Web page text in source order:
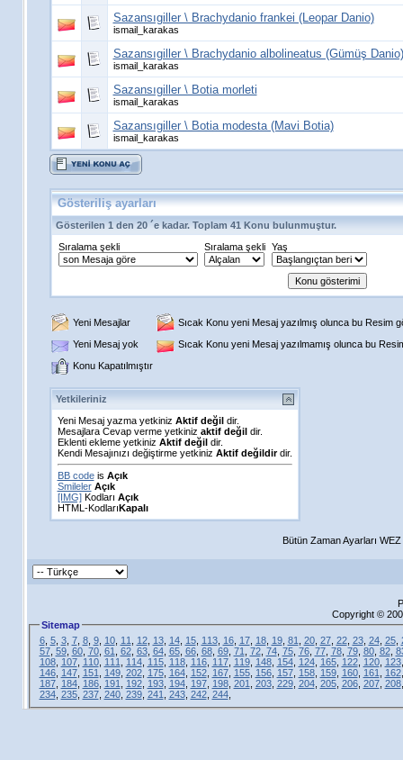
Sazansıgiller \ Brachydanio frankei (Leopar Danio)
ismail_karakas
Sazansıgiller \ Brachydanio albolineatus (Gümüş Danio)
ismail_karakas
Sazansıgiller \ Botia morleti
ismail_karakas
Sazansıgiller \ Botia modesta (Mavi Botia)
ismail_karakas
Gösteriliş ayarları
Gösterilen 1 den 20 ´e kadar. Toplam 41 Konu bulunmuştur.
Sıralama şekli
Sıralama şekli Yaş
Yeni Mesajlar
Sıcak Konu yeni Mesaj yazılmış olunca bu Resim
Yeni Mesaj yok
Sıcak Konu yeni Mesaj yazılmamış olunca bu
Konu Kapatılmıştır
Yetkileriniz
Yeni Mesaj yazma yetkiniz Aktif değildir.
Mesajlara Cevap verme yetkiniz aktif değildir.
Eklenti ekleme yetkiniz Aktif değildir.
Kendi Mesajınızı değiştirme yetkiniz Aktif değildirdir.
BB codeis Açık
Smileler Açık
[IMG]Kodları Açık
HTML-KodlarıKapalı
Bütün Zaman Ayarları
Copyright ©
Sitemap
6, 5, 3, 7, 8, 9, 10, 11 12, 13, 14, 15, 113, 16, 17, 18, 19, 81 20, 27, 22, 23, 24, 25,
57, 59, 60, 70, 61 62, 63, 64, 65, 66, 68, 69, 71 72, 74, 75, 76, 77, 78, 79, 80, 82,
108, 107, 110, 111 114, 115, 118, 116, 117, 119, 148, 154, 124, 165, 122, 120, 123
146, 147, 151 149, 202, 175, 164, 152, 167, 155, 156, 157, 158, 159, 160, 161 162
187, 184, 186, 191 192, 193, 194, 197, 198, 201 203, 229, 204, 205, 206, 207, 208
234, 235, 237, 240, 239, 241 243, 242, 244,